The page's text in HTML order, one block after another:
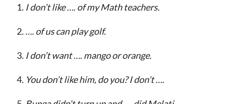
I don’t like …. of my Math teachers.
…. of us can play golf.
I don’t want …. mango or orange.
You don’t like him, do you? I don’t ….